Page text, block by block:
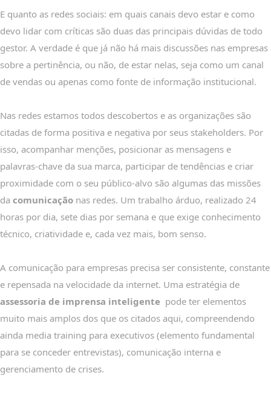
E quanto as redes sociais: em quais canais devo estar e como
devo lidar com críticas são duas das principais dúvidas de todo
gestor. A verdade é que já não há mais discussões nas empresas
sobre a pertinência, ou não, de estar nelas, seja como um canal
de vendas ou apenas como fonte de informação institucional.
Nas redes estamos todos descobertos e as organizações são
citadas de forma positiva e negativa por seus stakeholders. Por
isso, acompanhar menções, posicionar as mensagens e
palavras-chave da sua marca, participar de tendências e criar
proximidade com o seu público-alvo são algumas das missões
da comunicação nas redes. Um trabalho árduo, realizado 24
horas por dia, sete dias por semana e que exige conhecimento
técnico, criatividade e, cada vez mais, bom senso.
A comunicação para empresas precisa ser consistente, constante
e repensada na velocidade da internet. Uma estratégia de
assessoria de imprensa inteligente pode ter elementos
muito mais amplos dos que os citados aqui, compreendendo
ainda media training para executivos (elemento fundamental
para se conceder entrevistas), comunicação interna e
gerenciamento de crises.